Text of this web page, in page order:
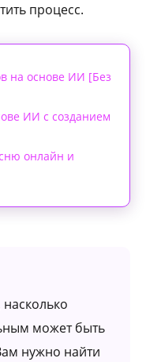
процесс.
на основе ИИ [Без
ИИ с созданием
онлайн и
может быть
нужно найти